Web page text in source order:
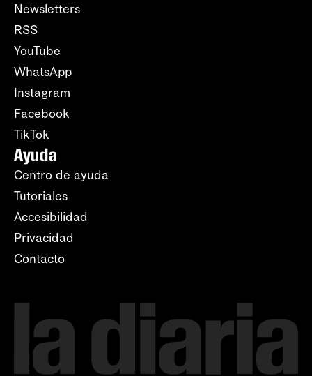
Newsletters
RSS
YouTube
WhatsApp
Instagram
Facebook
TikTok
Ayuda
Centro de ayuda
Tutoriales
Accesibilidad
Privacidad
Contacto